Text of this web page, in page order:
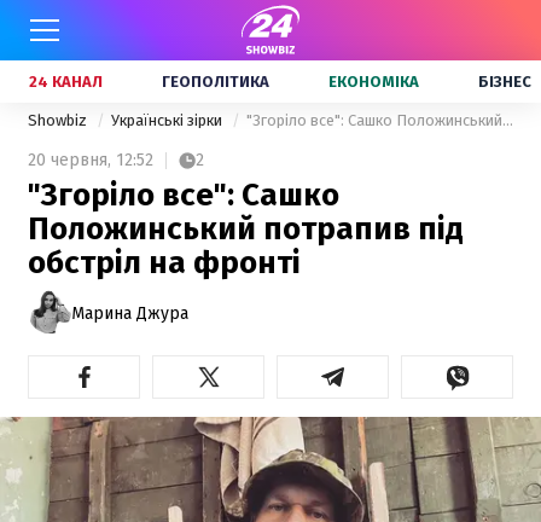
24 КАНАЛ ГЕОПОЛІТИКА ЕКОНОМІКА БІЗНЕС
Showbiz Українські зірки "Згоріло все": Сашко Положинський потрапив під обстріл на фронті
20 червня, 12:52 2
"Згоріло все": Сашко
Положинський потрапив під
обстріл на фронті
Марина Джура